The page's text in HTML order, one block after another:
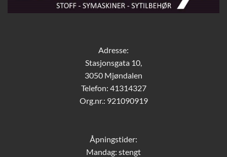
Adresse:
Stasjonsgata 10,
3050 Mjøndalen
Telefon: 41314327
Org.nr.: 921090919
Åpningstider:
Mandag: stengt